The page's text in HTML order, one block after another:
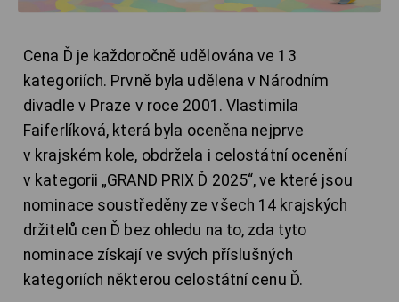
Cena Ď je každoročně udělována ve 13
kategoriích. Prvně byla udělena v Národním
divadle v Praze v roce 2001. Vlastimila
Faiferlíková, která byla oceněna nejprve
v krajském kole, obdržela i celostátní ocenění
v kategorii „GRAND PRIX Ď 2025“, ve které jsou
nominace soustředěny ze všech 14 krajských
držitelů cen Ď bez ohledu na to, zda tyto
nominace získají ve svých příslušných
kategoriích některou celostátní cenu Ď.